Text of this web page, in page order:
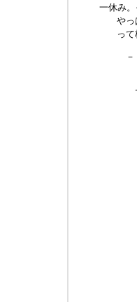
一休み
やっ
っ